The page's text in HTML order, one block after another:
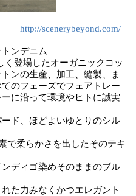
http://scenerybeyond.com/
ンデニム
登場したオーガニックコッ
ンの生産、加工、縫製、ま
のフェーズでフェアトレー
に沿って環境やヒトに誠実
ド、ほどよいゆとりのシル
で柔らかさを出したそのテキ
ディゴ染めそのままのブル
た力みなくかつエレガント